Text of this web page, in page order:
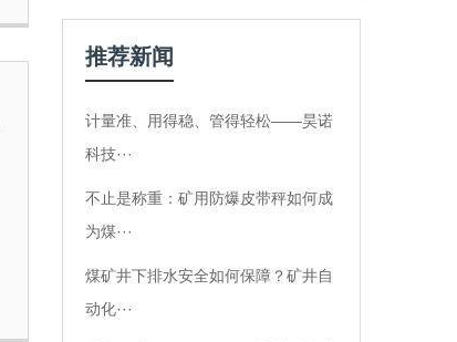
推荐新闻
计量准、用得稳、管得轻松——昊诺
科技···
不止是称重：矿用防爆皮带秤如何成
为煤···
煤矿井下排水安全如何保障？矿井自
动化···